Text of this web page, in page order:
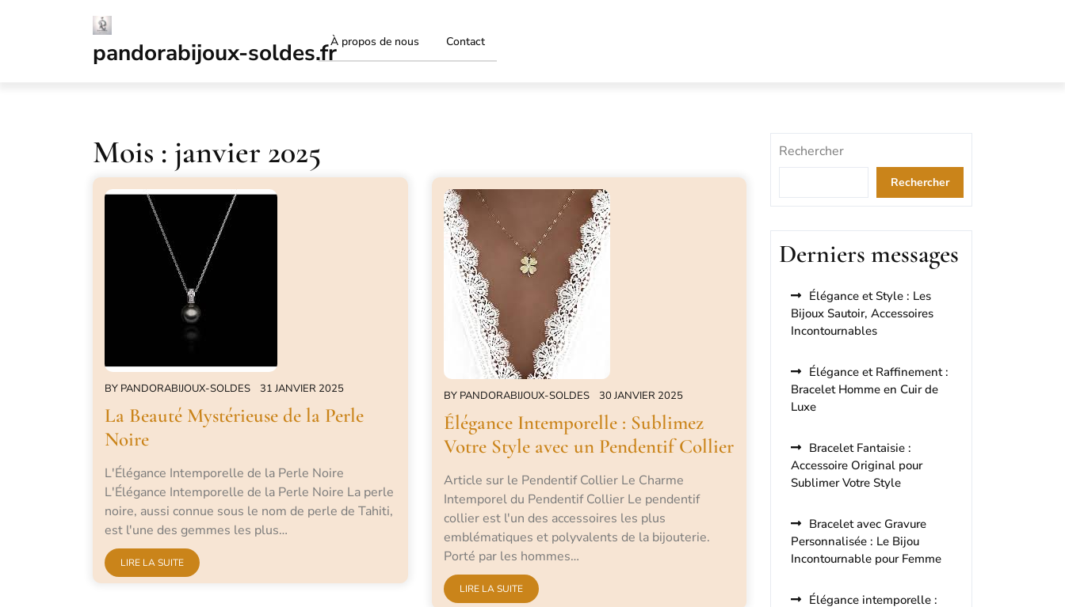
pandorabijoux-soldes.frÀ propos de nous Contact
Mois : janvier 2025
BY PANDORABIJOUX-SOLDES 31 JANVIER 2025
La Beauté Mystérieuse de la Perle
Noire
L'Élégance Intemporelle de la Perle Noire
L'Élégance Intemporelle de la Perle Noire La perle
noire, aussi connue sous le nom de perle de Tahiti,
est l'une des gemmes les plus…
LIRE LA SUITE
BY PANDORABIJOUX-SOLDES 30 JANVIER 2025
Élégance Intemporelle : Sublimez
Votre Style avec un Pendentif Collier
Article sur le Pendentif Collier Le Charme
Intemporel du Pendentif Collier Le pendentif
collier est l'un des accessoires les plus
emblématiques et polyvalents de la bijouterie.
Porté par les hommes…
LIRE LA SUITE
Rechercher
Rechercher
Derniers messages
Élégance et Style : Les
Bijoux Sautoir, Accessoires
Incontournables
Élégance et Raffinement :
Bracelet Homme en Cuir de
Luxe
Bracelet Fantaisie :
Accessoire Original pour
Sublimer Votre Style
Bracelet avec Gravure
Personnalisée : Le Bijou
Incontournable pour Femme
Élégance intemporelle :